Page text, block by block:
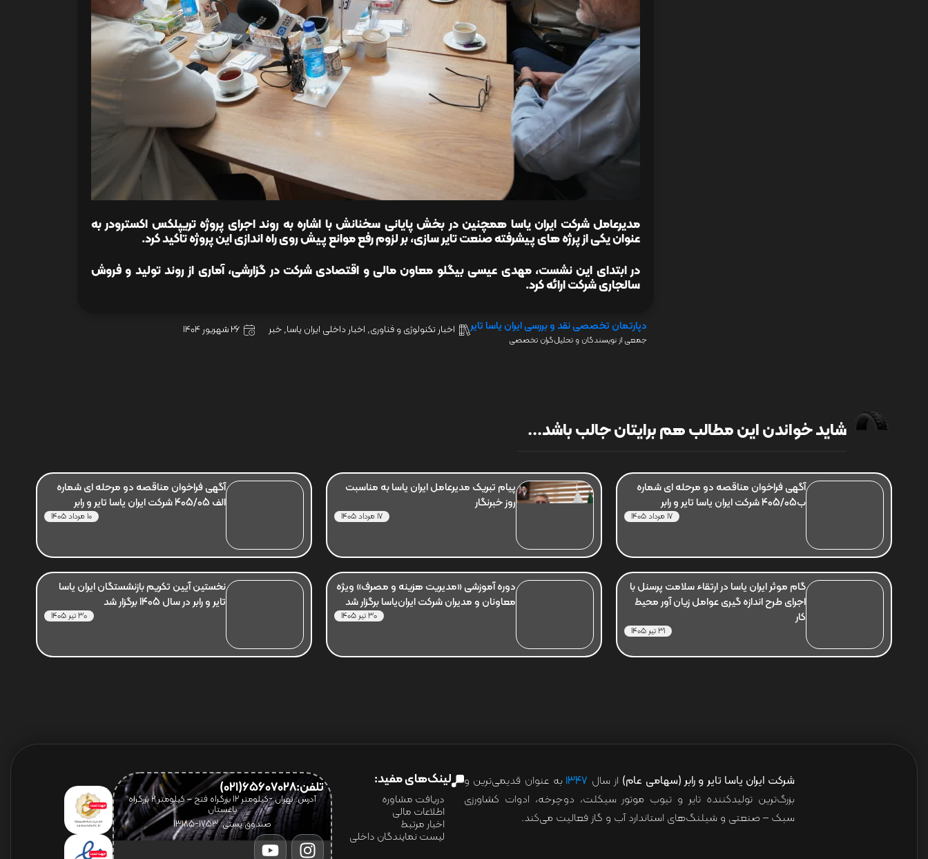
مدیرعامل شرکت ایران یاسا همچنین در بخش پایانی سخنانش با اشاره به روند اجرای پروژه تریپلکس اکسترودر به
عنوان یکی از پرژه های پیشرفته صنعت تایر سازی، بر لزوم رفع موانع پیش روی راه اندازی این پروژه تاکید کرد.
در ابتدای این نشست، مهدی عیسی بیگلو معاون مالی و اقتصادی شرکت در گزارشی، آماری از روند تولید و فروش
سالجاری شرکت ارائه کرد.
دپارتمان تخصصی نقد و بررسی ایران یاسا تایر
جمعی از نویسندگان و تحلیل‌گران تخصصی
اخبار تکنولوژی و فناوری, اخبار داخلی ایران یاسا,خبر 26 شهریور 1404
شاید خواندن این مطالب هم برایتان جالب باشد...
آگهی فراخوان مناقصه دو مرحله ای شماره
ب405/05 شرکت ایران یاسا تایر و رابر
17 مرداد 1405
پیام تبریک مدیرعامل ایران یاسا به مناسبت
روز خبرنگار
17 مرداد 1405
آگهی فراخوان مناقصه دو مرحله ای شماره
الف 405/05 شرکت ایران یاسا تایر و رابر
10 مرداد 1405
گام موثر ایران یاسا در ارتقاء سلامت پرسنل با
اجرای طرح اندازه گیری عوامل زیان آور محیط
کار
31 تیر 1405
دوره آموزشی «مدیریت هزینه و مصرف» ویژه
معاونان و مدیران شرکت ایران‌یاسا برگزار شد
30 تیر 1405
نخستین آیین تکریم بازنشستگان ایران یاسا
تایر و رابر در سال 1405 برگزار شد
30 تیر 1405
شرکت ایران یاسا تایر و رابر (سهامی عام) از سال ۱۳۴۷ به عنوان قدیمی‌ترین و
بزرگ‌ترین تولیدکننده تایر و تیوب موتور سیکلت، دوچرخه، ادوات کشاورزی
سبک – صنعتی و شیلنگ‌های استاندارد آب و گاز فعالیت می‌کند.
لینک‌های مفید:
دریافت مشاوره
اطلاعات مالی
اخبار مرتبط
لیست نمایندگان داخلی
تلفن:65607028(021)
آدرس: تهران -کیلومتر 12 بزرگراه فتح – کیلومتر ۲ بزرگراه
باغستان
صندوق پستی: 1753-13185